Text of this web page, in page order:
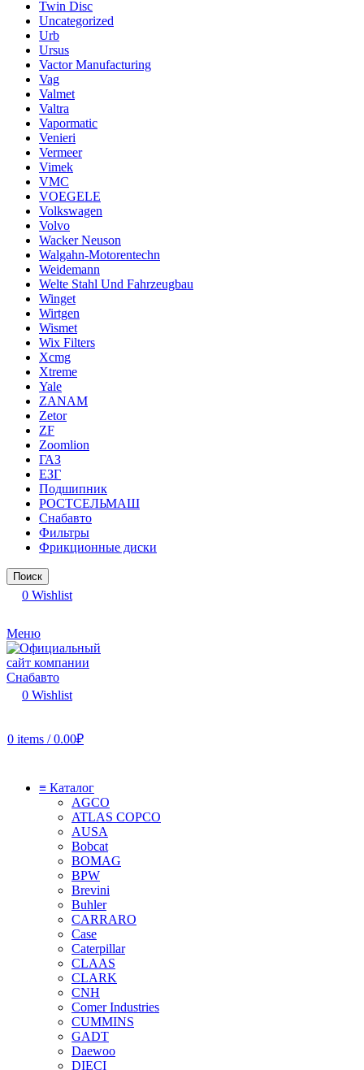
Twin Disc
Uncategorized
Urb
Ursus
Vactor Manufacturing
Vag
Valmet
Valtra
Vapormatic
Venieri
Vermeer
Vimek
VMC
VOEGELE
Volkswagen
Volvo
Wacker Neuson
Walgahn-Motorentechn
Weidemann
Welte Stahl Und Fahrzeugbau
Winget
Wirtgen
Wismet
Wix Filters
Xcmg
Xtreme
Yale
ZANAM
Zetor
ZF
Zoomlion
ГАЗ
ЕЗГ
Подшипник
РОСТСЕЛЬМАШ
Снабавто
Фильтры
Фрикционные диски
Поиск
0 Wishlist
Меню
0 Wishlist
0 items / 0.00₽
≡ Каталог
AGCO
ATLAS COPCO
AUSA
Bobcat
BOMAG
BPW
Brevini
Buhler
CARRARO
Case
Caterpillar
CLAAS
CLARK
CNH
Comer Industries
CUMMINS
GADT
Daewoo
DIECI